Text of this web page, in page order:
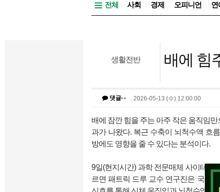
전체 사회 경제 오피니언 연
생활전반 배에 힘
댓글 2026-05-13 (수) 12:00:00
배에 잠깐 힘을 주는 아주 작은 움직임
과가 나왔다. 복근 수축이 뇌척수액 흐
방에도 영향을 줄 수 있다는 분석이다.
9일(현지시간) 과학 전문매체 사이테크
르면 패트릭 드루 교수 연구진은 국제학